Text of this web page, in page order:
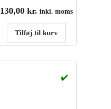
130,00 kr. inkl. moms
Tilføj til kurv
✔️